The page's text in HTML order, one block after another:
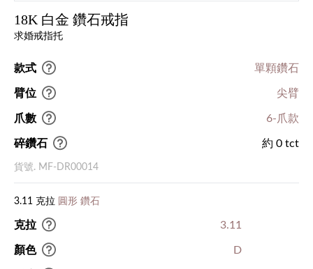
18K 白金 鑽石戒指
求婚戒指托
款式 單顆鑽石
臂位 尖臂
爪數 6-爪款
碎鑽石 約 0 tct
貨號. MF-DR00014
3.11 克拉 圓形 鑽石
克拉 3.11
顏色 D